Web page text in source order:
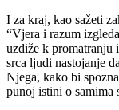
I za kraj, kao sažeti
“Vjera i razum
uzdiže k promatranju
srca ljudi nastojanje
Njega, kako bi
punoj istini o